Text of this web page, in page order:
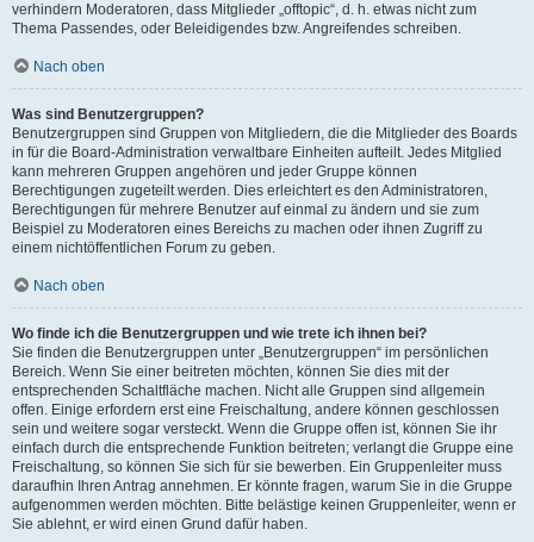
verhindern Moderatoren, dass Mitglieder „offtopic“, d. h. etwas nicht zum
Thema Passendes, oder Beleidigendes bzw. Angreifendes schreiben.
Nach oben
Was sind Benutzergruppen?
Benutzergruppen sind Gruppen von Mitgliedern, die die Mitglieder des Boards
in für die Board-Administration verwaltbare Einheiten aufteilt. Jedes Mitglied
kann mehreren Gruppen angehören und jeder Gruppe können
Berechtigungen zugeteilt werden. Dies erleichtert es den Administratoren,
Berechtigungen für mehrere Benutzer auf einmal zu ändern und sie zum
Beispiel zu Moderatoren eines Bereichs zu machen oder ihnen Zugriff zu
einem nichtöffentlichen Forum zu geben.
Nach oben
Wo finde ich die Benutzergruppen und wie trete ich ihnen bei?
Sie finden die Benutzergruppen unter „Benutzergruppen“ im persönlichen
Bereich. Wenn Sie einer beitreten möchten, können Sie dies mit der
entsprechenden Schaltfläche machen. Nicht alle Gruppen sind allgemein
offen. Einige erfordern erst eine Freischaltung, andere können geschlossen
sein und weitere sogar versteckt. Wenn die Gruppe offen ist, können Sie ihr
einfach durch die entsprechende Funktion beitreten; verlangt die Gruppe eine
Freischaltung, so können Sie sich für sie bewerben. Ein Gruppenleiter muss
daraufhin Ihren Antrag annehmen. Er könnte fragen, warum Sie in die Gruppe
aufgenommen werden möchten. Bitte belästige keinen Gruppenleiter, wenn er
Sie ablehnt, er wird einen Grund dafür haben.